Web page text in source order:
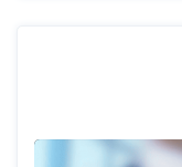
کیفیت